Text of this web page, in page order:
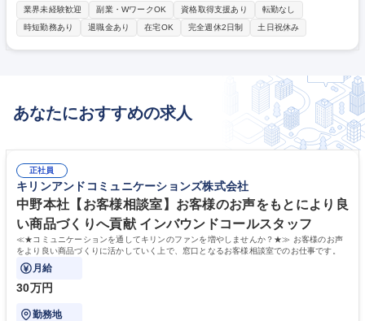
折衝 ■システム開発計画の策定 ■プロジェクトの推進、管理 ■要件定義/設
計 ■評価およびレビュー 募集職種 【東京】PM/PM候補/大規模案件多数
業界未経験歓迎 副業・WワークOK 資格取得支援あり
転勤なし
時短勤務あり
退職金あり 在宅OK 完全週休2日制 土日祝休み
あなたにおすすめの求人
正社員
キリンアンドコミュニケーションズ株式会社
中野本社【お客様相談室】お客様のお声をもとにより良
い商品づくりへ貢献 インバウンドコールスタッフ
≪★コミュニケーションを通してキリンのファンを増やしませんか？★≫ お客様のお声
をより良い商品づくりに活かしていく上で、窓口となるお客様相談室でのお仕事です。
月給
30万円
勤務地